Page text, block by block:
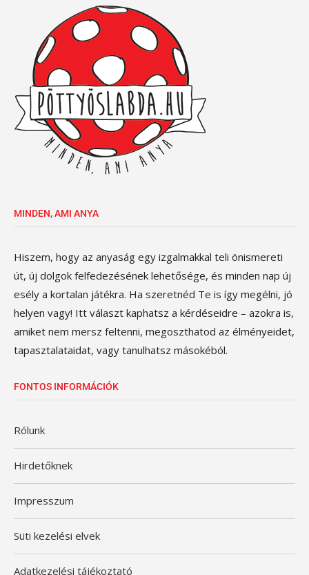
MINDEN, AMI ANYA
Hiszem, hogy az anyaság egy izgalmakkal teli önismereti
út, új dolgok felfedezésének lehetősége, és minden nap új
esély a kortalan játékra. Ha szeretnéd Te is így megélni, jó
helyen vagy! Itt választ kaphatsz a kérdéseidre – azokra is,
amiket nem mersz feltenni, megoszthatod az élményeidet,
tapasztalataidat, vagy tanulhatsz másokéból.
FONTOS INFORMÁCIÓK
Rólunk
Hirdetőknek
Impresszum
Süti kezelési elvek
Adatkezelési tájékoztató